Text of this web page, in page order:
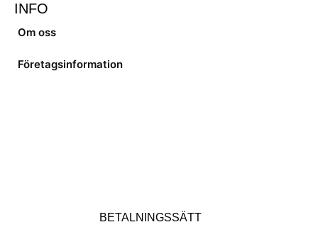
INFO
Om oss
Företagsinformation
BETALNINGSSÄTT